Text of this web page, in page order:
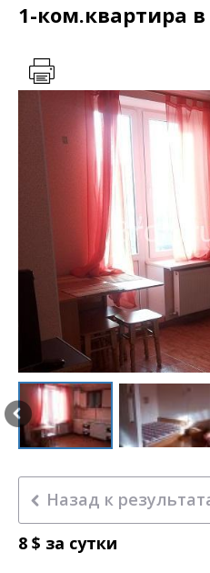
1-ком.квартира
Назад к
8 $ за сутки